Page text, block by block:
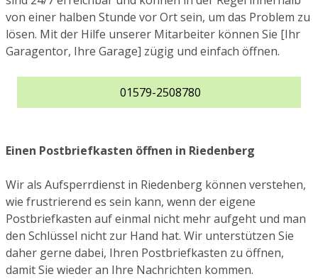
von einer halben Stunde vor Ort sein, um das Problem zu
lösen. Mit der Hilfe unserer Mitarbeiter können Sie [Ihr
Garagentor, Ihre Garage] zügig und einfach öffnen.
01579-2508780
Einen Postbriefkasten öffnen in Riedenberg
Wir als Aufsperrdienst in Riedenberg können verstehen,
wie frustrierend es sein kann, wenn der eigene
Postbriefkasten auf einmal nicht mehr aufgeht und man
den Schlüssel nicht zur Hand hat. Wir unterstützen Sie
daher gerne dabei, Ihren Postbriefkasten zu öffnen,
damit Sie wieder an Ihre Nachrichten kommen.